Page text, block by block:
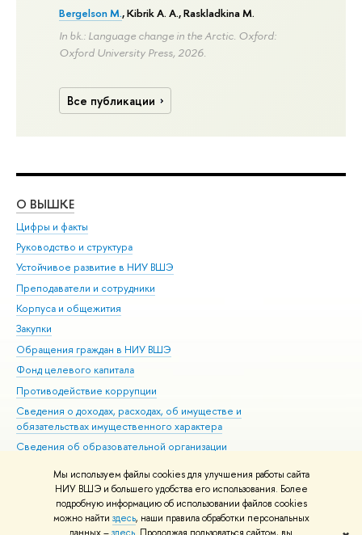
Мы используем файлы cookies для улучшения работы сайта
НИУ ВШЭ и большего удобства его использования. Более
подробную информацию об использовании файлов cookies
можно найти здесь, наши правила обработки персональных
Bergelson M., Kibrik A. A., Raskladkina M.
In bk.: Language change in the Arctic. Oxford:
Oxford University Press, 2026.
Все публикации
О ВЫШКЕ
Цифры и факты
Руководство и структура
Устойчивое развитие в НИУ ВШЭ
Преподаватели и сотрудники
Корпуса и общежития
Закупки
Обращения граждан в НИУ ВШЭ
Фонд целевого капитала
Противодействие коррупции
Сведения о доходах, расходах, об имуществе и
обязательствах имущественного характера
Сведения об образовательной организации
Людям с ограниченными возможностями здоровья
Единая платежная страница
Работа в Вышке